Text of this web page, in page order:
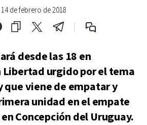
14 de febrero de 2018
desde las 18 en
Libertad urgido por el tema
que viene de empatar y
unidad en el empate
Concepción del Uruguay.